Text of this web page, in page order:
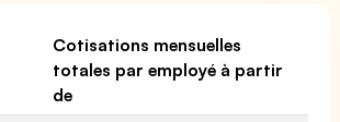
Cotisations mensuelles
totales par employé à partir
de